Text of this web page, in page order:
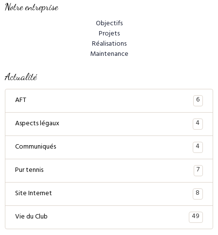
Notre entreprise
Objectifs
Projets
Réalisations
Maintenance
Actualité
AFT
6
Aspects légaux
4
Communiqués
4
Pur tennis
7
Site Internet
8
Vie du Club
49